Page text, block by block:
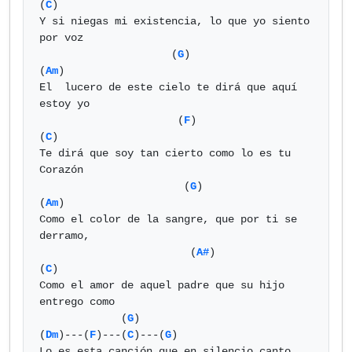
(C)
Y si niegas mi existencia, lo que yo siento
por voz
                     (
G)
(Am)
El  lucero de este cielo te dirá que aquí
estoy yo
                      (
F)
(C)
Te dirá que soy tan cierto como lo es tu
Corazón
                       (
G)
(Am)
Como el color de la sangre, que por ti se
derramo,
                        (
A#)
(C)
Como el amor de aquel padre que su hijo
entrego como
             (
G)
(Dm)---(F)---(C)---(G)